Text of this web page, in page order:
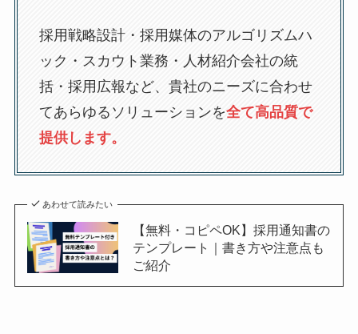
採用戦略設計・採用媒体のアルゴリズムハ
ック・スカウト業務・人材紹介会社の統
括・採用広報など、貴社のニーズに合わせ
てあらゆるソリューションを全て高品質で
提供します。
あわせて読みたい
【無料・コピペOK】採用通知書の
テンプレート｜書き方や注意点も
ご紹介